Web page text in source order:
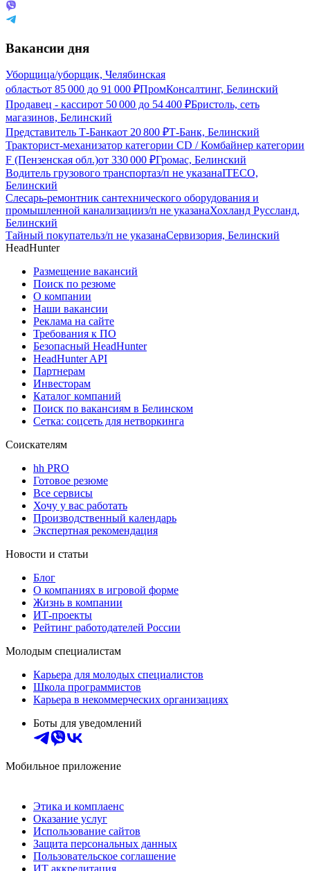
Вакансии дня
Уборщица/уборщик, Челябинская
областьот 85 000 до 91 000 ₽ПромКонсалтинг, Белинский
Продавец - кассирот 50 000 до 54 400 ₽Бристоль, сеть
магазинов, Белинский
Представитель Т-Банкаот 20 800 ₽Т-Банк, Белинский
Тракторист-механизатор категории CD / Комбайнер категории
F (Пензенская обл.)от 330 000 ₽Громас, Белинский
Водитель грузового транспортаз/п не указанаITECO,
Белинский
Слесарь-ремонтник сантехнического оборудования и
промышленной канализацииз/п не указанаХохланд Руссланд,
Белинский
Тайный покупательз/п не указанаСервизория, Белинский
HeadHunter
Размещение вакансий
Поиск по резюме
О компании
Наши вакансии
Реклама на сайте
Требования к ПО
Безопасный HeadHunter
HeadHunter API
Партнерам
Инвесторам
Каталог компаний
Поиск по вакансиям в Белинском
Сетка: соцсеть для нетворкинга
Соискателям
hh PRO
Готовое резюме
Все сервисы
Хочу у вас работать
Производственный календарь
Экспертная рекомендация
Новости и статьи
Блог
О компаниях в игровой форме
Жизнь в компании
ИТ-проекты
Рейтинг работодателей России
Молодым специалистам
Карьера для молодых специалистов
Школа программистов
Карьера в некоммерческих организациях
Боты для уведомлений
Мобильное приложение
Этика и комплаенс
Оказание услуг
Использование сайтов
Защита персональных данных
Пользовательское соглашение